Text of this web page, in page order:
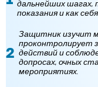
дальнейших шагах,
показания и как
Защитник изучит
проконтролирует
действий и
допросах, очных
мероприятиях.